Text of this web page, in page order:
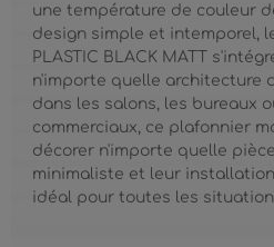
une température de couleur
design simple et intemporel,
PLASTIC BLACK MATT
n'importe quelle architecture
dans les salons, les bureaux
commerciaux, ce plafonnier
décorer n'importe quelle
minimaliste et leur
idéal pour toutes les